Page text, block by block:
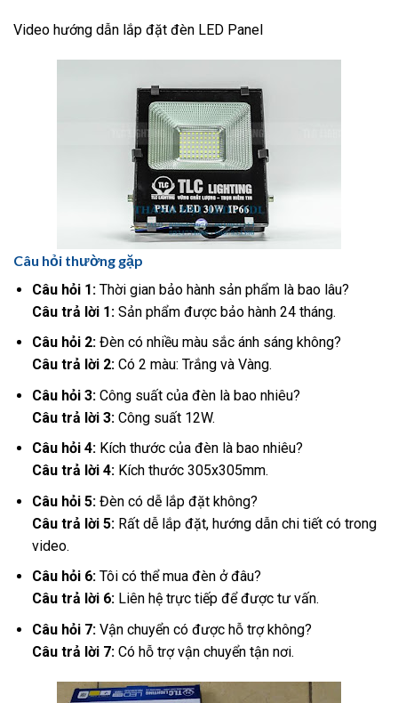
Video hướng dẫn lắp đặt đèn LED Panel
Câu hỏi thường gặp
Câu hỏi 1:Thời gian bảo hành sản phẩm là bao lâu?
Câu trả lời 1:Sản phẩm được bảo hành 24 tháng.
Câu hỏi 2:Đèn có nhiều màu sắc ánh sáng không?
Câu trả lời 2:Có 2 màu: Trắng và Vàng.
Câu hỏi 3:Công suất của đèn là bao nhiêu?
Câu trả lời 3:Công suất 12W.
Câu hỏi 4:Kích thước của đèn là bao nhiêu?
Câu trả lời 4:Kích thước 305x305mm.
Câu hỏi 5:Đèn có dễ lắp đặt không?
Câu trả lời 5:Rất dễ lắp đặt, hướng dẫn chi tiết có trong
video.
Câu hỏi 6:Tôi có thể mua đèn ở đâu?
Câu trả lời 6:Liên hệ trực tiếp để được tư vấn.
Câu hỏi 7:Vận chuyển có được hỗ trợ không?
Câu trả lời 7:Có hỗ trợ vận chuyển tận nơi.